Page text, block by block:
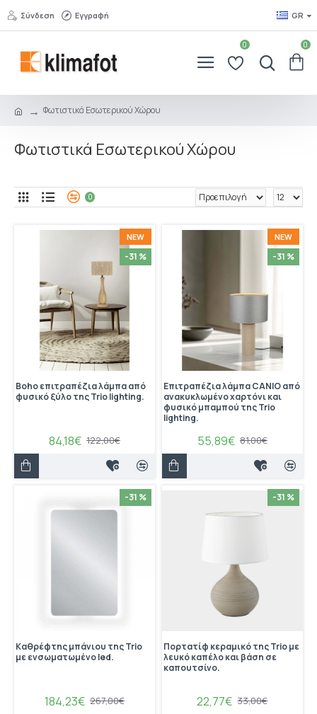
Σύνδεση Εγγραφή GR
0 0
Φωτιστικά Εσωτερικού Χώρου
Φωτιστικά Εσωτερικού Χώρου
0
NEW
-31 %
Boho επιτραπέζια λάμπα από
φυσικό ξύλο της Trio lighting.
84,18€ 122,00€
NEW
-31 %
Eπιτραπέζια λάμπα CANIO από
ανακυκλωμένο χαρτόνι και
φυσικό μπαμπού της Trio
lighting.
55,89€ 81,00€
-31 %
Καθρέφτης μπάνιου της Trio
με ενσωματωμένο led.
184,23€ 267,00€
-31 %
Πορτατίφ κεραμικό της Trio με
λευκό καπέλο και βάση σε
καπουτσίνο.
22,77€ 33,00€